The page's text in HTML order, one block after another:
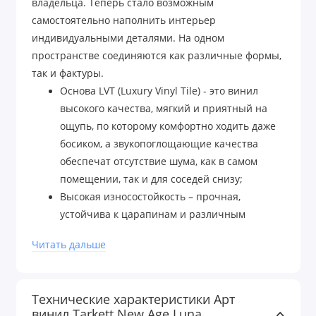
владельца. Теперь стало возможным
самостоятельно наполнить интерьер
индивидуальными деталями. На одном
пространстве соединяются как различные формы,
так и фактуры.
Основа LVT (Luxury Vinyl Tile) - это винил
высокого качества, мягкий и приятный на
ощупь, по которому комфортно ходить даже
босиком, а звукопоглощающие качества
обеспечат отсутствие шума, как в самом
помещении, так и для соседей снизу;
Высокая износостойкость – прочная,
устойчива к царапинам и различным
каблуков и падения тяжелых предметов;
Устойчива к скольжению, что особенно
Читать дальше
Технические характеристики Арт